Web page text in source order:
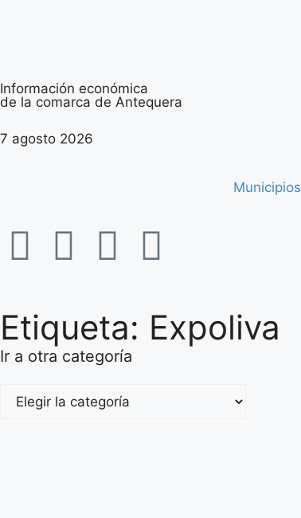
Información económica
de la comarca de Antequera
7 agosto 2026
Municipios
Etiqueta: Expoliva
Ir a otra categoría